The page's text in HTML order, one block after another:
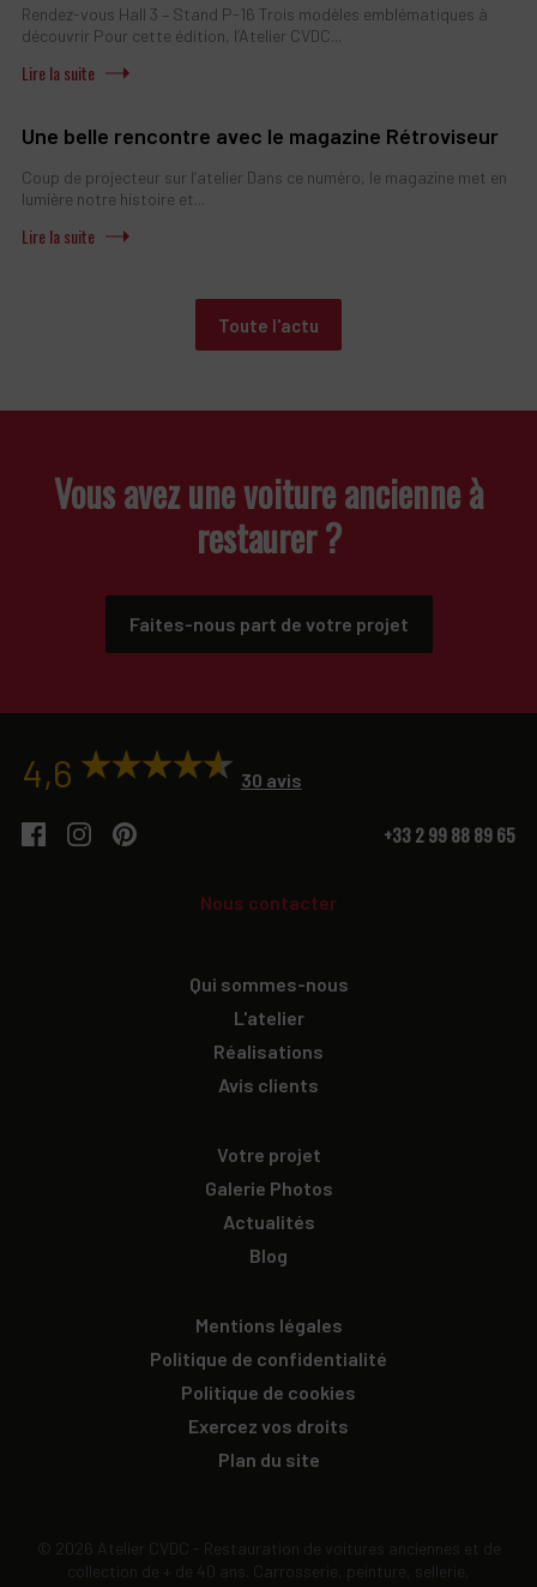
Rendez-vous Hall 3 – Stand P-16 Trois modèles emblématiques à
découvrir Pour cette édition, l’Atelier CVDC...
Une belle rencontre avec le magazine Rétroviseur
Coup de projecteur sur l’atelier Dans ce numéro, le magazine met en
lumière notre histoire et...
Toute l'actu
Vous avez une voiture ancienne à
restaurer ?
Faites-nous part de votre projet
4,6 30 avis
+33 2 99 88 89 65
Nous contacter
Qui sommes-nous
L'atelier
Réalisations
Avis clients
Votre projet
Galerie Photos
Actualités
Blog
Mentions légales
Politique de confidentialité
Politique de cookies
Exercez vos droits
Plan du site
© 2026 Atelier CVDC - Restauration de voitures anciennes et de
collection de + de 40 ans. Carrosserie, peinture, sellerie,